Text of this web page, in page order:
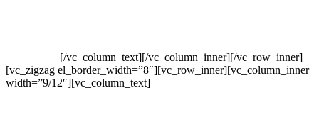
[/vc_column_text][/vc_column_inner][/vc_row_inner]
[vc_zigzag el_border_width=”8″][vc_row_inner][vc_column_inner
width=”9/12″][vc_column_text]